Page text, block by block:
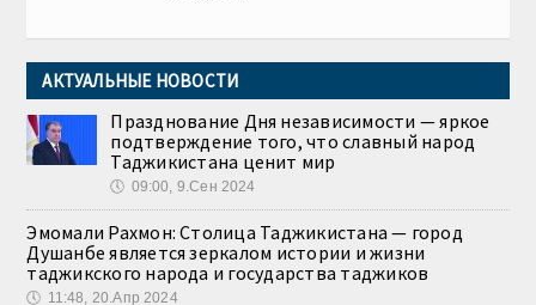
АКТУАЛЬНЫЕ НОВОСТИ
Празднование Дня независимости — яркое
подтверждение того, что славный народ
Таджикистана ценит мир
🕔 09:00, 9.Сен 2024
Эмомали Рахмон: Столица Таджикистана — город
Душанбе является зеркалом истории и жизни
таджикского народа и государства таджиков
🕔 11:48, 20.Апр 2024